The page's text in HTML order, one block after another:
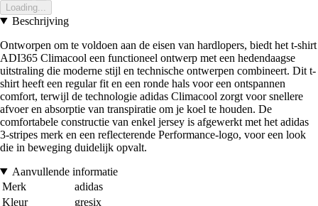
Loading...
Beschrijving
Ontworpen om te voldoen aan de eisen van hardlopers, biedt het t-shirt
ADI365 Climacool een functioneel ontwerp met een hedendaagse
uitstraling die moderne stijl en technische ontwerpen combineert. Dit t-
shirt heeft een regular fit en een ronde hals voor een ontspannen
comfort, terwijl de technologie adidas Climacool zorgt voor snellere
afvoer en absorptie van transpiratie om je koel te houden. De
comfortabele constructie van enkel jersey is afgewerkt met het adidas
3-stripes merk en een reflecterende Performance-logo, voor een look
die in beweging duidelijk opvalt.
Aanvullende informatie
Merk
adidas
Kleur
gresix